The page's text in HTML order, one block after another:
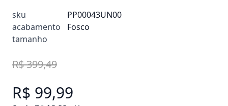
sku
PP00043UN00
acabamento
Fosco
tamanho
R$ 399,49
R$ 99,99